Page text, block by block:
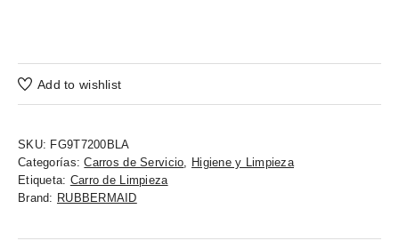
Add to wishlist
SKU: FG9T7200BLA
Categorías:Carros de Servicio, Higiene y Limpieza
Etiqueta: Carro de Limpieza
Brand: RUBBERMAID